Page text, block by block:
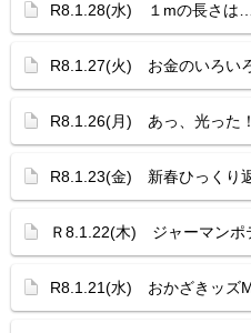
R8.1.28(水) １mの長さは…
R8.1.27(火) お金のいろい
R8.1.26(月) あっ、光った！
R8.1.23(金) 新春ひっくり
Ｒ8.1.22(木) ジャーマンポ
R8.1.21(水) おかざきッズ